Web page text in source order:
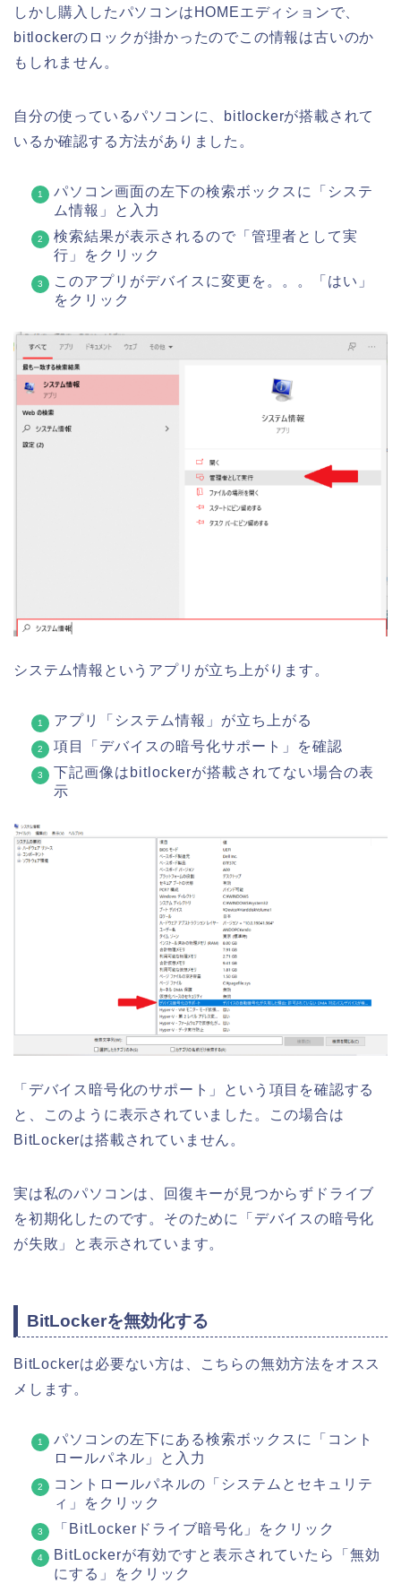
しかし購入したパソコンはHOMEエディションで、
bitlockerのロックが掛かったのでこの情報は古いのか
もしれません。
自分の使っているパソコンに、bitlockerが搭載されて
いるか確認する方法がありました。
パソコン画面の左下の検索ボックスに「システ
ム情報」と入力
検索結果が表示されるので「管理者として実
行」をクリック
このアプリがデバイスに変更を。。。「はい」
をクリック
システム情報というアプリが立ち上がります。
アプリ「システム情報」が立ち上がる
項目「デバイスの暗号化サポート」を確認
下記画像はbitlockerが搭載されてない場合の表
示
「デバイス暗号化のサポート」という項目を確認する
と、このように表示されていました。この場合は
BitLockerは搭載されていません。
実は私のパソコンは、回復キーが見つからずドライブ
を初期化したのです。そのために「デバイスの暗号化
が失敗」と表示されています。
BitLockerを無効化する
BitLockerは必要ない方は、こちらの無効方法をオスス
メします。
パソコンの左下にある検索ボックスに「コント
ロールパネル」と入力
コントロールパネルの「システムとセキュリテ
ィ」をクリック
「BitLockerドライブ暗号化」をクリック
BitLockerが有効ですと表示されていたら「無効
にする」をクリック